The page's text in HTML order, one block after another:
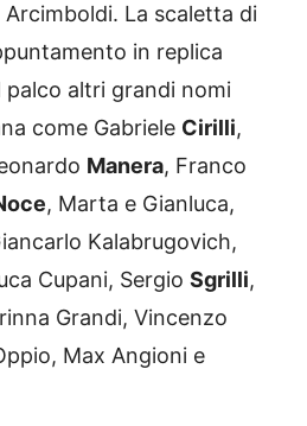
La scaletta di
in replica
palco altri grandi nomi
come Gabriele Cirilli,
Manera, Franco
, Marta e Gianluca,
Kalabrugovich,
Cupani, Sergio Sgrilli,
Grandi, Vincenzo
Max Angioni e